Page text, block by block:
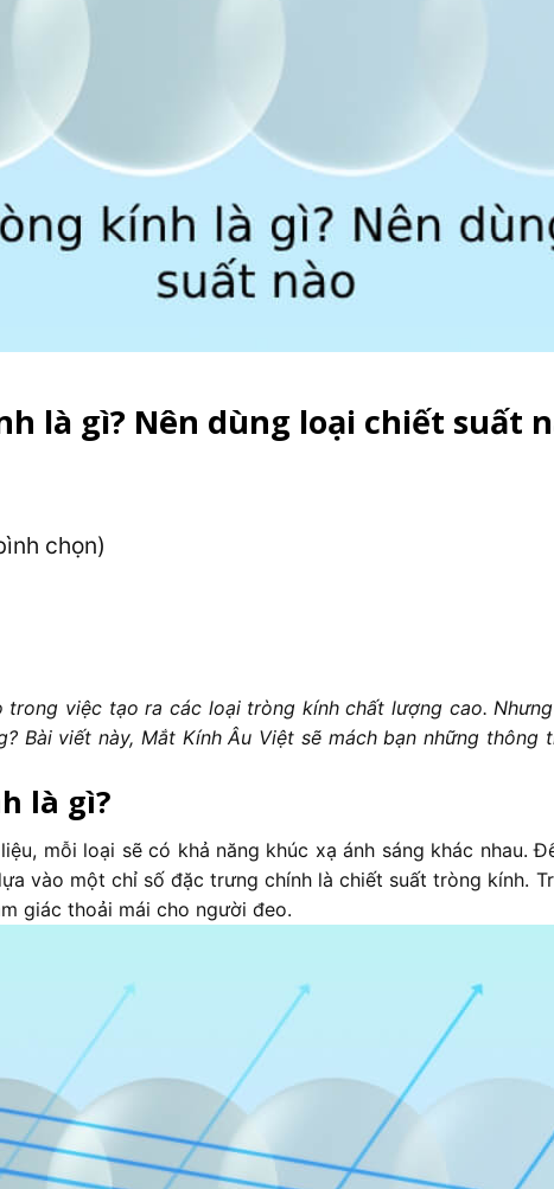
là gì? Nên dùng loại chiết suất
chọn)
việc tạo ra các loại tròng kính chất lượng cao.
Bài viết này, Mắt Kính Âu Việt sẽ mách bạn những
là gì?
mỗi loại sẽ có khả năng khúc xạ ánh sáng khác nhau.
vào một chỉ số đặc trưng chính là chiết suất tròng kính.
giác thoải mái cho người đeo.